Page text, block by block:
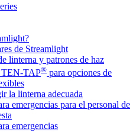
de Streamlight
linterna y patrones de haz
TEN-TAP® para opciones de
la linterna adecuada
emergencias para el personal de
emergencias